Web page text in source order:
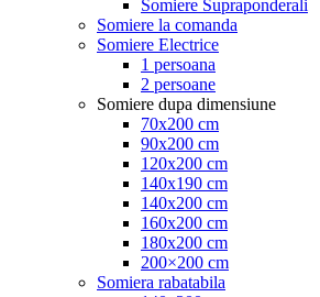
Somiere Supraponderali
Somiere la comanda
Somiere Electrice
1 persoana
2 persoane
Somiere dupa dimensiune
70x200 cm
90x200 cm
120x200 cm
140x190 cm
140x200 cm
160x200 cm
180x200 cm
200×200 cm
Somiera rabatabila